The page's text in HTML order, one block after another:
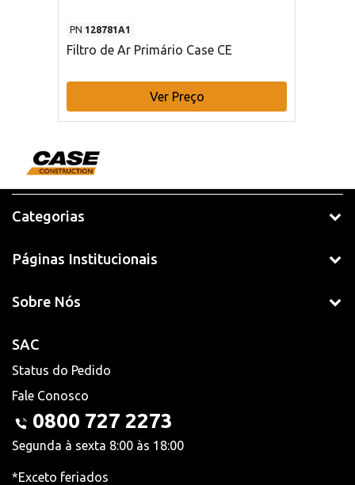
PN 128781A1
Filtro de Ar Primário Case CE
Ver Preço
Categorias
Páginas Institucionais
Sobre Nós
SAC
Status do Pedido
Fale Conosco
0800 727 2273
Segunda à sexta 8:00 às 18:00
*Exceto feriados